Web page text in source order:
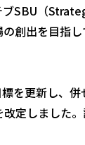
SBU（
創出を目指
を更新し、
定しました